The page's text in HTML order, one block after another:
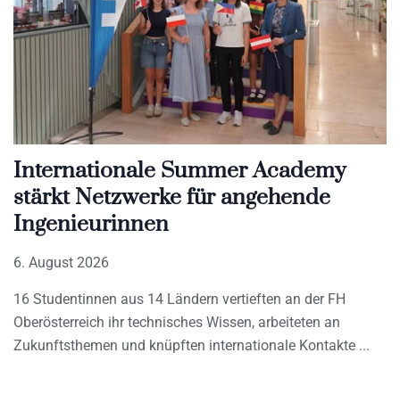
Internationale Summer Academy
stärkt Netzwerke für angehende
Ingenieurinnen
6. August 2026
16 Studentinnen aus 14 Ländern vertieften an der FH
Oberösterreich ihr technisches Wissen, arbeiteten an
Zukunftsthemen und knüpften internationale Kontakte